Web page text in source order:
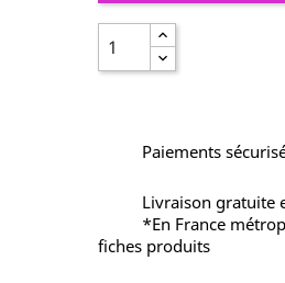
Paiements
Livraison gratuite
*En France
fiches produits